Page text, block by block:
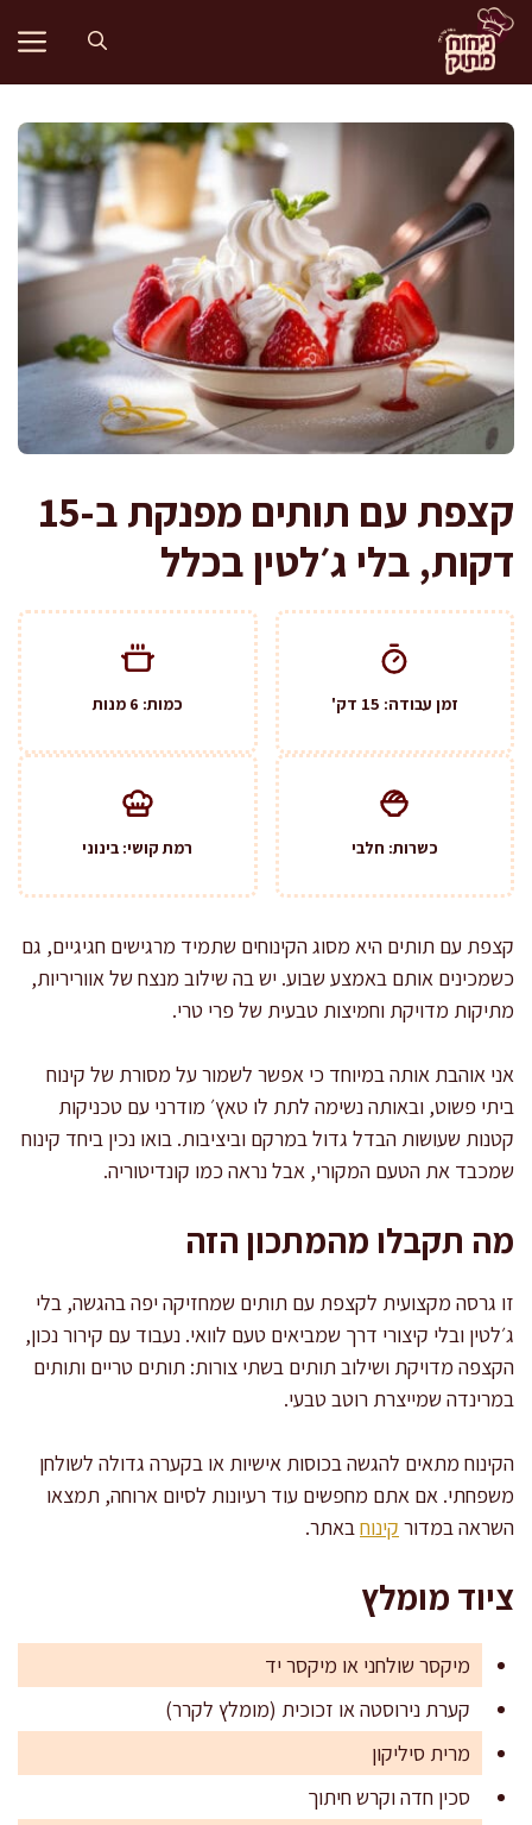
לדלג
לתוכן
קצפת עם תותים מפנקת ב-15
דקות, בלי ג׳לטין בכלל
זמן עבודה: 15 דק' כמות: 6 מנות
כשרות: חלבי רמת קושי: בינוני
קצפת עם תותים היא מסוג הקינוחים שתמיד מרגישים חגיגיים, גם
כשמכינים אותם באמצע שבוע. יש בה שילוב מנצח של אווריריות,
מתיקות מדויקת וחמיצות טבעית של פרי טרי.
אני אוהבת אותה במיוחד כי אפשר לשמור על מסורת של קינוח
ביתי פשוט, ובאותה נשימה לתת לו טאץ׳ מודרני עם טכניקות
קטנות שעושות הבדל גדול במרקם וביציבות. בואו נכין ביחד קינוח
שמכבד את הטעם המקורי, אבל נראה כמו קונדיטוריה.
מה תקבלו מהמתכון הזה
זו גרסה מקצועית לקצפת עם תותים שמחזיקה יפה בהגשה, בלי
ג׳לטין ובלי קיצורי דרך שמביאים טעם לוואי. נעבוד עם קירור נכון,
הקצפה מדויקת ושילוב תותים בשתי צורות: תותים טריים ותותים
במרינדה שמייצרת רוטב טבעי.
הקינוח מתאים להגשה בכוסות אישיות או בקערה גדולה לשולחן
משפחתי. אם אתם מחפשים עוד רעיונות לסיום ארוחה, תמצאו
השראה במדור קינוחבאתר.
ציוד מומלץ
מיקסר שולחני או מיקסר יד
קערת נירוסטה או זכוכית (מומלץ לקרר)
מרית סיליקון
סכין חדה וקרש חיתוך